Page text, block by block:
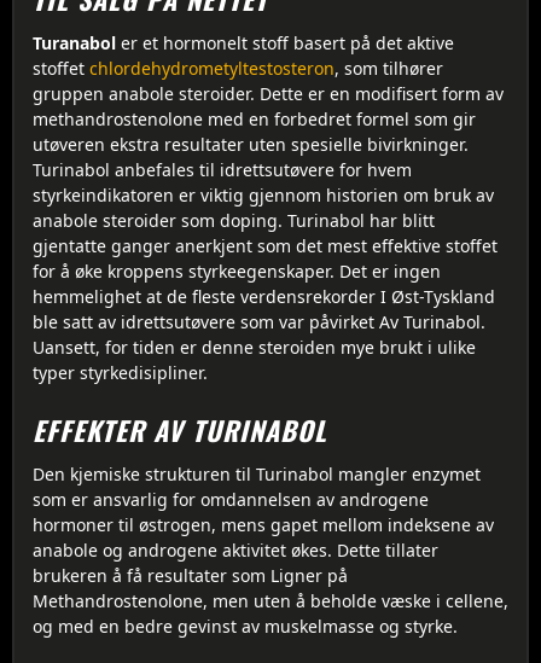
Turanabol er et hormonelt stoff basert på det aktive
stoffet chlordehydrometyltestosteron, som tilhører
gruppen anabole steroider. Dette er en modifisert form av
methandrostenolone med en forbedret formel som gir
utøveren ekstra resultater uten spesielle bivirkninger.
Turinabol anbefales til idrettsutøvere for hvem
styrkeindikatoren er viktig gjennom historien om bruk av
anabole steroider som doping. Turinabol har blitt
gjentatte ganger anerkjent som det mest effektive stoffet
for å øke kroppens styrkeegenskaper. Det er ingen
hemmelighet at de fleste verdensrekorder I Øst-Tyskland
ble satt av idrettsutøvere som var påvirket Av Turinabol.
Uansett, for tiden er denne steroiden mye brukt i ulike
typer styrkedisipliner.
EFFEKTER AV TURINABOL
Den kjemiske strukturen til Turinabol mangler enzymet
som er ansvarlig for omdannelsen av androgene
hormoner til østrogen, mens gapet mellom indeksene av
anabole og androgene aktivitet økes. Dette tillater
brukeren å få resultater som Ligner på
Methandrostenolone, men uten å beholde væske i cellene,
og med en bedre gevinst av muskelmasse og styrke.